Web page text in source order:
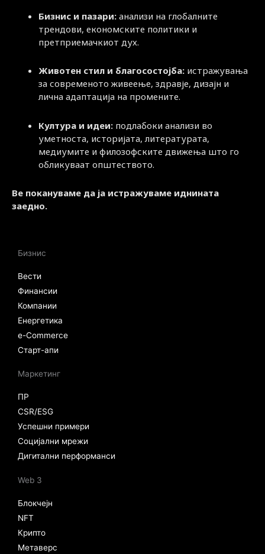
Бизнис и пазари: анализи на глобалните
трендови, економските политики и
претприемачкиот дух.
Животен стил и благосостојба: истражувања
за современото живеење, здравје, дизајн и
лична адаптација на промените.
Култура и идеи: подлабоки анализи во
уметноста, историјата, литературата,
медиумите и филозофските движења што го
обликуваат општеството.
Ве покануваме да ја истражуваме иднината
заедно.
Бизнис
Вести
Финансии
Компании
Енергетика
e-Commerce
Старт-апи
Маркетинг
ПР
CSR/ESG
Успешни примери
Социјални мрежи
Дигитални перформанси
Web 3
Блокчејн
NFT
Крипто
Метаверс